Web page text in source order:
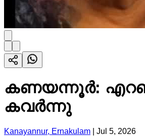
കണയന്നൂർ:
കവർന്നു
Kanayannur, Ernakulam Jul 5, 2026